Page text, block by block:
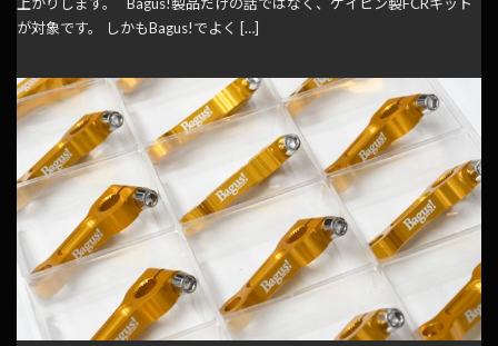
が対象です。 しかもBagus!でよく […]